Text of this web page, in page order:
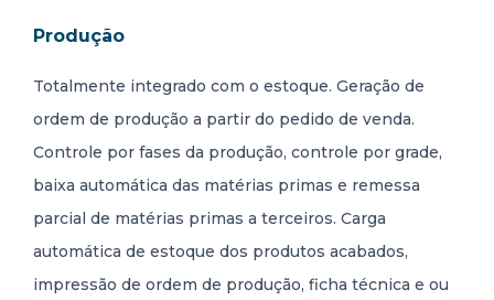
Produção
Totalmente integrado com o estoque. Geração de
ordem de produção a partir do pedido de venda.
Controle por fases da produção, controle por grade,
baixa automática das matérias primas e remessa
parcial de matérias primas a terceiros. Carga
automática de estoque dos produtos acabados,
impressão de ordem de produção, ficha técnica e ou